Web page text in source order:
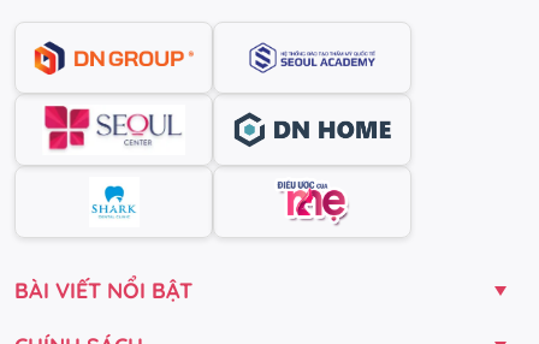
BÀI VIẾT NỔI BẬT